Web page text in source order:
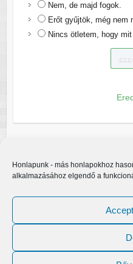
Honlapunk - más honlapokhoz
alkalmazásához elgendő a
Nem, de majd fogok.
Erőt gyűjtök, még nem
Nincs ötletem, hogy